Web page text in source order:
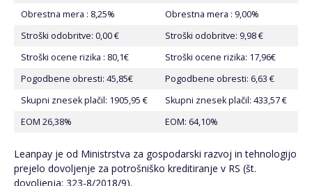
Obrestna mera : 8,25%
Obrestna mera : 9,00%
Stroški odobritve: 0,00 €
Stroški odobritve: 9,98 €
Stroški ocene rizika : 80,1€
Stroški ocene rizika: 17,96€
Pogodbene obresti: 45,85€
Pogodbene obresti: 6,63 €
Skupni znesek plačil: 1905,95 €
Skupni znesek plačil: 433,57 €
EOM 26,38%
EOM: 64,10%
Leanpay je od Ministrstva za gospodarski razvoj in tehnologijo
prejelo dovoljenje za potrošniško kreditiranje v RS (št.
dovoljenja: 323-8/2018/9).